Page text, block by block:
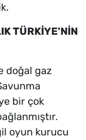
TÜRKİYE'NİN
doğal gaz
bir çok
oyun kurucu